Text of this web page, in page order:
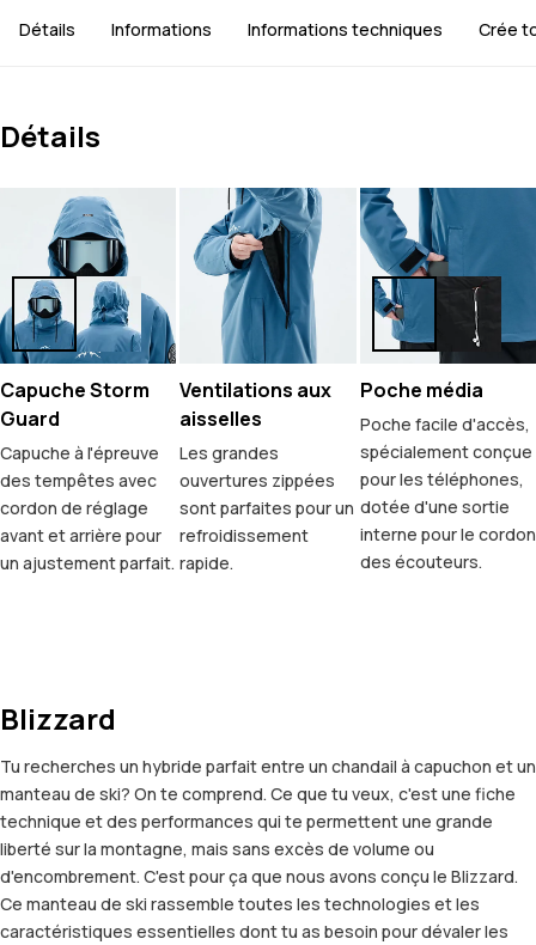
Détails Informations Informations techniques Crée
Détails
Capuche Storm
Guard
Capuche à l'épreuve
des tempêtes avec
cordon de réglage
avant et arrière pour
un ajustement parfait.
Ventilations aux
aisselles
Les grandes
ouvertures zippées
sont parfaites pour un
refroidissement
rapide.
Poche média
Poche facile d'accès,
spécialement conçue
pour les téléphones,
dotée d'une sortie
interne pour le cordon
des écouteurs.
Blizzard
Tu recherches un hybride parfait entre un chandail à capuchon et un
manteau de ski? On te comprend. Ce que tu veux, c'est une fiche
technique et des performances qui te permettent une grande
liberté sur la montagne, mais sans excès de volume ou
d'encombrement. C'est pour ça que nous avons conçu le Blizzard.
Ce manteau de ski rassemble toutes les technologies et les
caractéristiques essentielles dont tu as besoin pour dévaler les